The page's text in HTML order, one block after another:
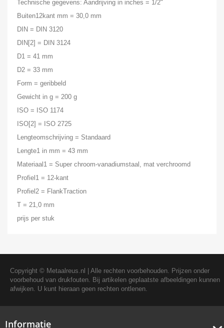
Technische gegevens: Aandrijving in inches = 1/2"
Buiten12kant mm = 30,0 mm
DIN = DIN 3120
DIN[2] = DIN 3124
D1 = 41 mm
D2 = 33 mm
Form = geribbeld
Gewicht in g = 200 g
ISO = ISO 1174
ISO[2] = ISO 2725
Lengteomschrijving = Standaard
Lengte1 in mm = 43 mm
Materiaal1 = Super chroom-vanadiumstaal, mat verchroomd
Profiel1 = 12-kant
Profiel2 = FlankTraction
T = 21,0 mm
prijs per stuk
Copyright © Metaalreus.nl
| Alle rechten voorbehouden. Prijzen onder
voorbehoud van drukfouten. Bij artikelen geplaatste afbeeldingen kunnen
afwijken. U kunt hieraan geen rechten ontlenen.
Informatie